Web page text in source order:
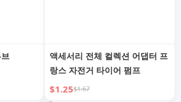
액세서리 전체 컬렉션 어댑터 프
랑스 자전거 타이어 펌프
$1.25$1.67